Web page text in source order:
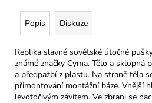
Popis Diskuze
Replika slavné sovětské útočné
známé značky Cyma. Tělo a sklopná
a předpažbí z plastu. Na straně těla
přimontování montážní báze. Vnější
levotočivým závitem. Ve zbrani se